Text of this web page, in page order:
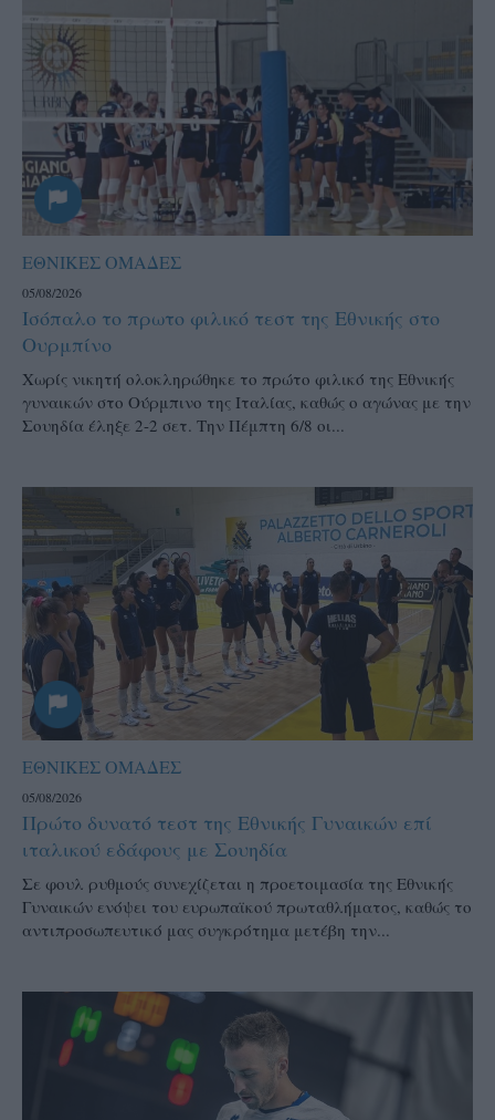
ΕΘΝΙΚΕΣ ΟΜΑΔΕΣ
05/08/2026
Ισόπαλο το πρωτο φιλικό τεστ της Εθνικής στο
Ουρμπίνο
Χωρίς νικητή ολοκληρώθηκε το πρώτο φιλικό της Εθνικής
γυναικών στο Ούρμπινο της Ιταλίας, καθώς ο αγώνας με την
Σουηδία έληξε 2-2 σετ. Την Πέμπτη 6/8 οι...
ΕΘΝΙΚΕΣ ΟΜΑΔΕΣ
05/08/2026
Πρώτο δυνατό τεστ της Εθνικής Γυναικών επί
ιταλικού εδάφους με Σουηδία
Σε φουλ ρυθμούς συνεχίζεται η προετοιμασία της Εθνικής
Γυναικών ενόψει του ευρωπαϊκού πρωταθλήματος, καθώς το
αντιπροσωπευτικό μας συγκρότημα μετέβη την...